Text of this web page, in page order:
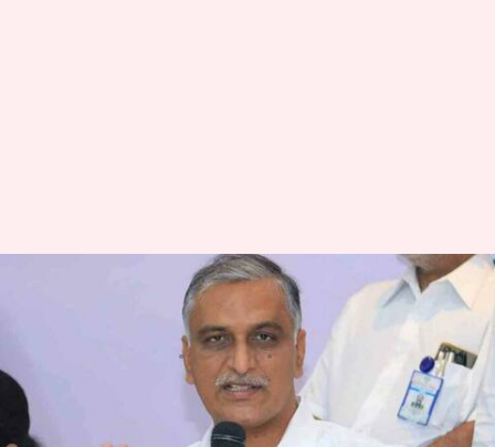
తెలంగాణ టీ డయాగ్నాస్టిక్ సెంటర్లలో
134ఉచిత పరీక్షలు: హరీష్ రావు
Jul 01, 2023 04:03 pm
ఈ వార్తాకథనం ఏంటి